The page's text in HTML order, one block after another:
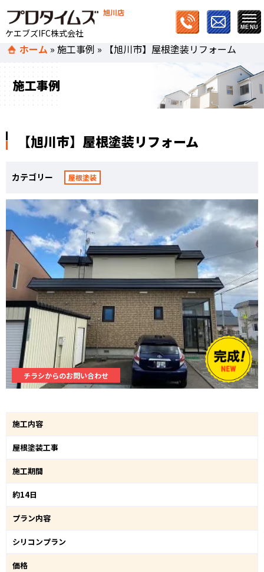
旭川店
ケエブズIFC株式会社
ホーム »施工事例 » 【旭川市】屋根塗装リフォーム
施工事例
【旭川市】屋根塗装リフォーム
カテゴリー 屋根塗装
チラシからのお問い合わせ
施工内容
屋根塗装工事
施工期間
約14日
プラン内容
シリコンプラン
価格